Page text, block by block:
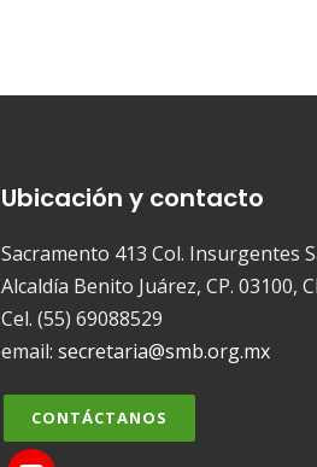
Ubicación y contacto
Sacramento 413 Col. Insurgentes
Alcaldía Benito Juárez, CP. 03100,
Cel. (55) 69088529
email: secretaria@smb.org.mx
CONTÁCTANOS